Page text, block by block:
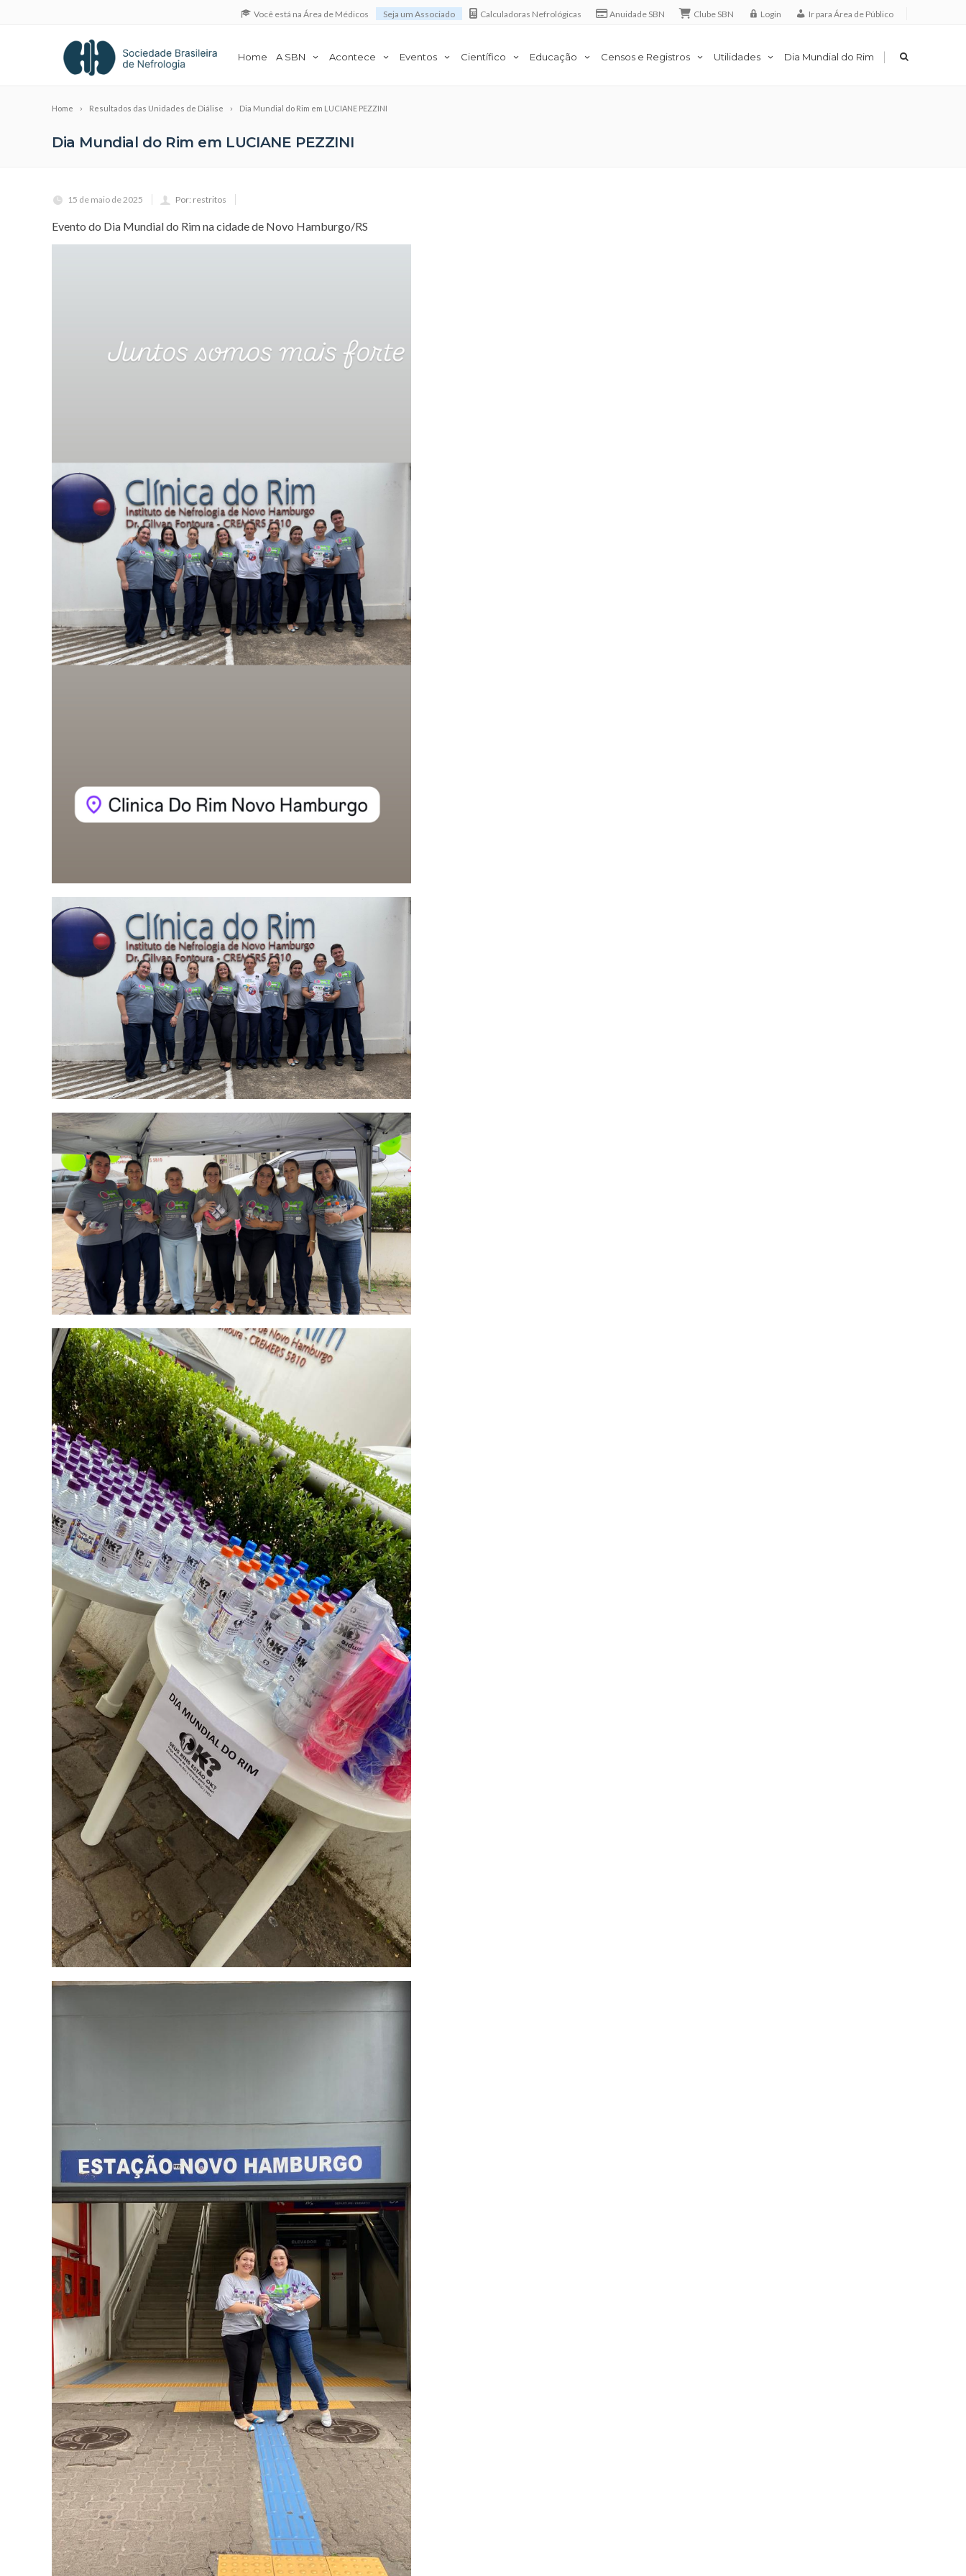
Você está na Área de Médicos Seja um Associado Calculadoras Nefrológicas Anuidade SBN Clube SBN Login Ir para Área de Público
Home A SBN Acontece Eventos Científico Educação Censos e Registros Utilidades Dia Mundial do Rim |
Home Resultados das Unidades de Diálise Dia Mundial do Rim em LUCIANE PEZZINI
Dia Mundial do Rim em LUCIANE PEZZINI
15 de maio de 2025 Por: restritos
Evento do Dia Mundial do Rim na cidade de Novo Hamburgo/RS